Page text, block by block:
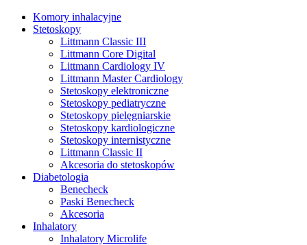
Komory inhalacyjne
Stetoskopy
Littmann Classic III
Littmann Core Digital
Littmann Cardiology IV
Littmann Master Cardiology
Stetoskopy elektroniczne
Stetoskopy pediatryczne
Stetoskopy pielęgniarskie
Stetoskopy kardiologiczne
Stetoskopy internistyczne
Littmann Classic II
Akcesoria do stetoskopów
Diabetologia
Benecheck
Paski Benecheck
Akcesoria
Inhalatory
Inhalatory Microlife